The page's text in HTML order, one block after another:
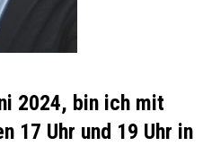
2024, bin ich mit
17 Uhr und 19 Uhr in